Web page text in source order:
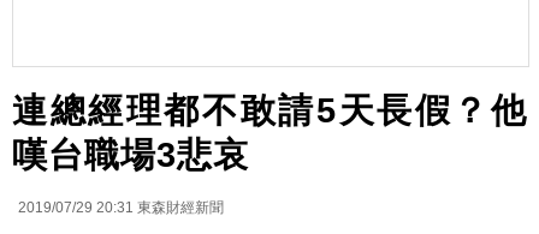
連總經理都不敢請5天長假？他
嘆台職場3悲哀
2019/07/29 20:31 東森財經新聞